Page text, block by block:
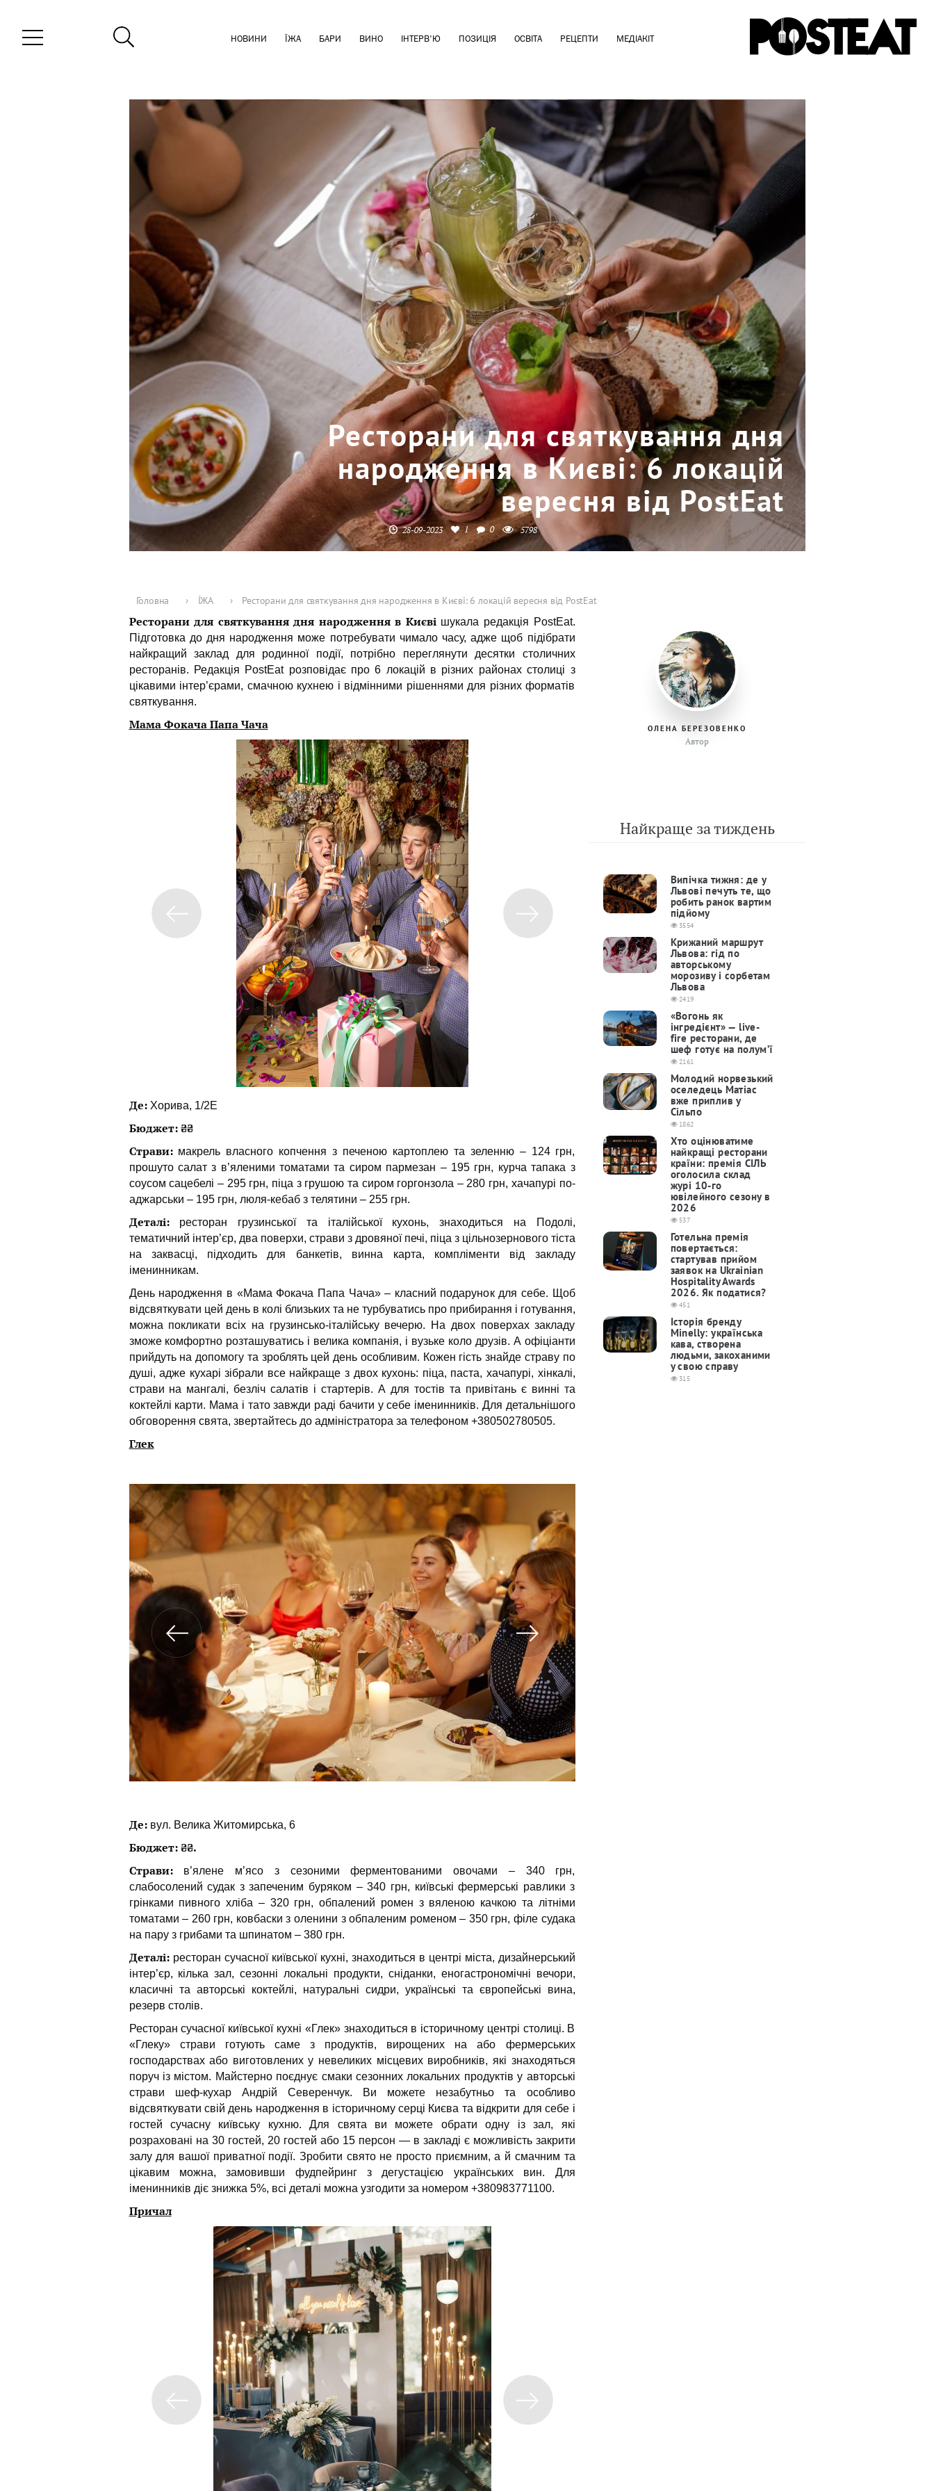
НОВИНИ ЇЖА БАРИ ВИНО ІНТЕРВ'Ю ПОЗИЦІЯ ОСВІТА РЕЦЕПТИ МЕДІАКІТ
Ресторани для святкування дня
народження в Києві: 6 локацій
вересня від PostEat
28-09-2023 1 0 5798
Головна › ЇЖА › Ресторани для святкування дня народження в Києві: 6 локацій вересня від PostEat
Ресторани для святкування дня народження в Києвішукала редакція PostEat.
Підготовка до дня народження може потребувати чимало часу, адже щоб підібрати
найкращий заклад для родинної події, потрібно переглянути десятки столичних
ресторанів. Редакція PostEat розповідає про 6 локацій в різних районах столиці з
цікавими інтер’єрами, смачною кухнею і відмінними рішеннями для різних форматів
святкування.
Мама Фокача Папа Чача
Де:Хорива, 1/2Е
Бюджет: ₴₴
Страви:макрель власного копчення з печеною картоплею та зеленню – 124 грн,
прошуто салат з в’яленими томатами та сиром пармезан – 195 грн, курча тапака з
соусом сацебелі – 295 грн, піца з грушою та сиром горгонзола – 280 грн, хачапурі по-
аджарськи – 195 грн, люля-кебаб з телятини – 255 грн.
Деталі:ресторан грузинської та італійської кухонь, знаходиться на Подолі,
тематичний інтер’єр, два поверхи, страви з дровяної печі, піца з цільнозернового тіста
на заквасці, підходить для банкетів, винна карта, компліменти від закладу
іменинникам.
День народження в «Мама Фокача Папа Чача» – класний подарунок для себе. Щоб
відсвяткувати цей день в колі близьких та не турбуватись про прибирання і готування,
можна покликати всіх на грузинсько-італійську вечерю. На двох поверхах закладу
зможе комфортно розташуватись і велика компанія, і вузьке коло друзів. А офіціанти
прийдуть на допомогу та зроблять цей день особливим. Кожен гість знайде страву по
душі, адже кухарі зібрали все найкраще з двох кухонь: піца, паста, хачапурі, хінкалі,
страви на мангалі, безліч салатів і стартерів. А для тостів та привітань є винні та
коктейлі карти. Мама і тато завжди раді бачити у себе іменинників. Для детальнішого
обговорення свята, звертайтесь до адміністратора за телефоном +380502780505.
Глек
Де:вул. Велика Житомирська, 6
Бюджет: ₴₴.
Страви:в’ялене м’ясо з сезоними ферментованими овочами – 340 грн,
слабосолений судак з запеченим буряком – 340 грн, київські фермерські равлики з
грінками пивного хліба – 320 грн, обпалений ромен з вяленою качкою та літніми
томатами – 260 грн, ковбаски з оленини з обпаленим роменом – 350 грн, філе судака
на пару з грибами та шпинатом – 380 грн.
Деталі:ресторан сучасної київської кухні, знаходиться в центрі міста, дизайнерський
інтер’єр, кілька зал, сезонні локальні продукти, сніданки, еногастрономічні вечори,
класичні та авторські коктейлі, натуральні сидри, українські та європейські вина,
резерв столів.
Ресторан сучасної київської кухні «Глек» знаходиться в історичному центрі столиці. В
«Глеку» страви готують саме з продуктів, вирощених на або фермерських
господарствах або виготовлених у невеликих місцевих виробників, які знаходяться
поруч із містом. Майстерно поєднує смаки сезонних локальних продуктів у авторські
страви шеф-кухар Андрій Северенчук. Ви можете незабутньо та особливо
відсвяткувати свій день народження в історичному серці Києва та відкрити для себе і
гостей сучасну київську кухню. Для свята ви можете обрати одну із зал, які
розраховані на 30 гостей, 20 гостей або 15 персон — в закладі є можливість закрити
залу для вашої приватної події. Зробити свято не просто приємним, а й смачним та
цікавим можна, замовивши фудпейринг з дегустацією українських вин. Для
іменинників діє знижка 5%, всі деталі можна узгодити за номером +380983771100.
Причал
ОЛЕНА БЕРЕЗОВЕНКО
Автор
Найкраще за тиждень
Випічка тижня: де у
Львові печуть те, що
робить ранок вартим
підйому
3554
Крижаний маршрут
Львова: гід по
авторському
морозиву і сорбетам
Львова
2419
«Вогонь як
інгредієнт» — live-
fire ресторани, де
шеф готує на полум’ї
2161
Молодий норвезький
оселедець Матіас
вже приплив у
Сільпо
1862
Хто оцінюватиме
найкращі ресторани
країни: премія СІЛЬ
оголосила склад
журі 10-го
ювілейного сезону в
2026
537
Готельна премія
повертається:
cтартував прийом
заявок на Ukrainian
Hospitality Awards
2026. Як податися?
451
Історія бренду
Minelly: українська
кава, створена
людьми, закоханими
у свою справу
315